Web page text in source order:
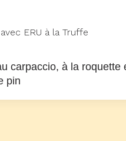
avec ERU à la Truffe
carpaccio, à la roquette
pin